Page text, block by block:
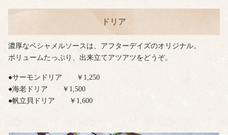
ドリア
濃厚なベシャメルソースは、アフターデイズのオリジナル。
ボリュームたっぷり、出来立てアツアツをどうぞ。
●サーモンドリア ￥1,250
●海老ドリア ￥1,500
●帆立貝ドリア ￥1,600